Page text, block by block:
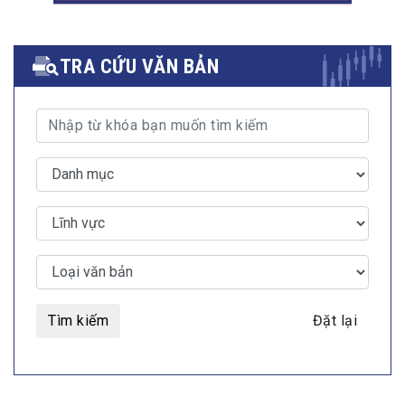
TRA CỨU VĂN BẢN
Tìm kiếm Đặt lại